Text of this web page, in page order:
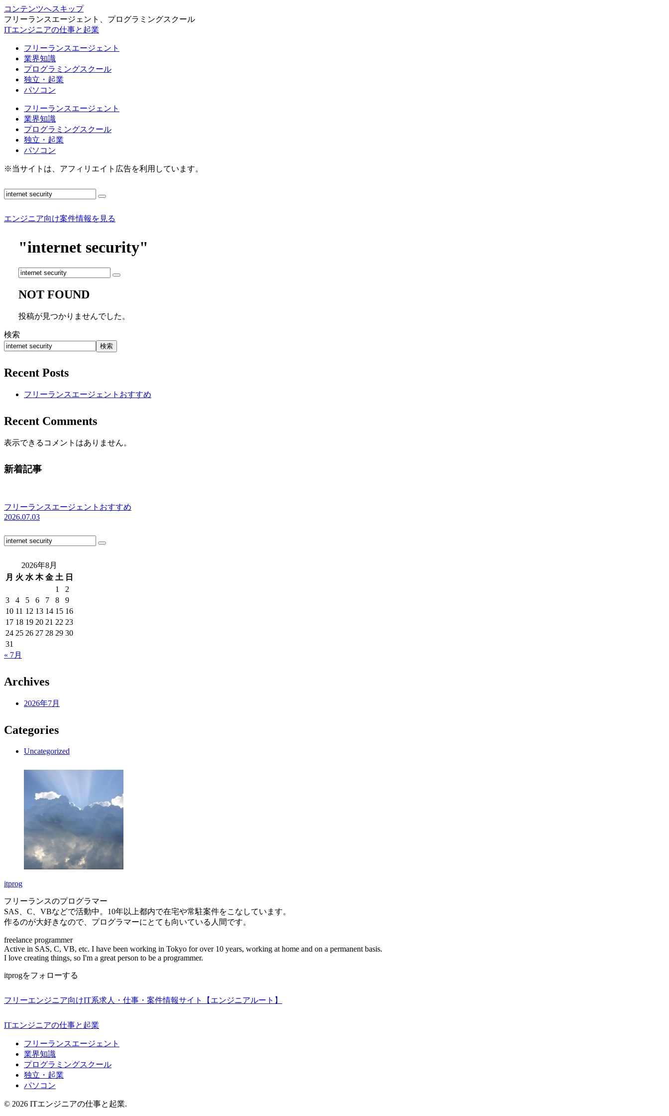
コンテンツへスキップ
フリーランスエージェント、プログラミングスクール
ITエンジニアの仕事と起業
フリーランスエージェント
業界知識
プログラミングスクール
独立・起業
パソコン
フリーランスエージェント
業界知識
プログラミングスクール
独立・起業
パソコン
※当サイトは、アフィリエイト広告を利用しています。
エンジニア向け案件情報を見る
"internet security"
NOT FOUND
投稿が見つかりませんでした。
検索
検索
Recent Posts
フリーランスエージェントおすすめ
Recent Comments
表示できるコメントはありません。
新着記事
フリーランスエージェントおすすめ
2026.07.03
2026年8月
月 火 水 木 金 土 日
1
2
3
4 5 6 7 8
9
10 11 12 13 14 15 16
17 18 19 20 21 22 23
24 25 26 27 28 29 30
31
« 7月
Archives
2026年7月
Categories
Uncategorized
itprog
フリーランスのプログラマー
SAS、C、VBなどで活動中。10年以上都内で在宅や常駐案件をこなしています。
作るのが大好きなので、プログラマーにとても向いている人間です。
freelance programmer
Active in SAS, C, VB, etc. I have been working in Tokyo for over 10 years, working at home and on a permanent basis.
I love creating things, so I'm a great person to be a programmer.
itprogをフォローする
フリーエンジニア向けIT系求人・仕事・案件情報サイト【エンジニアルート】
ITエンジニアの仕事と起業
フリーランスエージェント
業界知識
プログラミングスクール
独立・起業
パソコン
© 2026 ITエンジニアの仕事と起業.